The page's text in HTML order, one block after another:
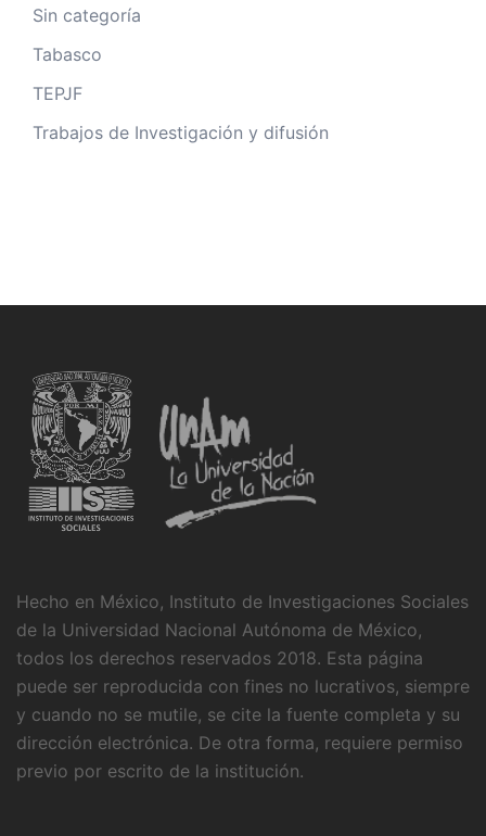
Sin categoría
Tabasco
TEPJF
Trabajos de Investigación y difusión
Hecho en México, Instituto de Investigaciones Sociales
de la Universidad Nacional Autónoma de México,
todos los derechos reservados 2018. Esta página
puede ser reproducida con fines no lucrativos, siempre
y cuando no se mutile, se cite la fuente completa y su
dirección electrónica. De otra forma, requiere permiso
previo por escrito de la institución.